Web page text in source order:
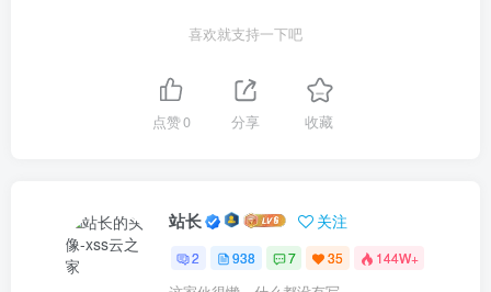
喜欢就支持一下吧
点赞0 分享 收藏
站长 关注
2 938 7 35 144W+